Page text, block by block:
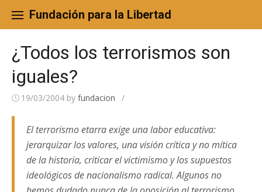
content
Fundación para la Libertad
¿Todos los terrorismos son
iguales?
19/03/2004 by fundacion /
El terrorismo etarra exige una labor educativa:
jerarquizar los valores, una visión crítica y no mítica
de la historia, criticar el victimismo y los supuestos
ideológicos de nacionalismo radical. Algunos no